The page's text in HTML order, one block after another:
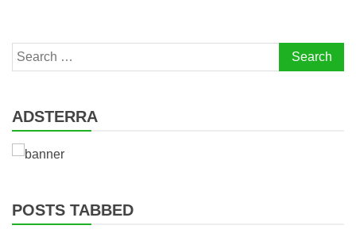
Search
for:
ADSTERRA
POSTS TABBED